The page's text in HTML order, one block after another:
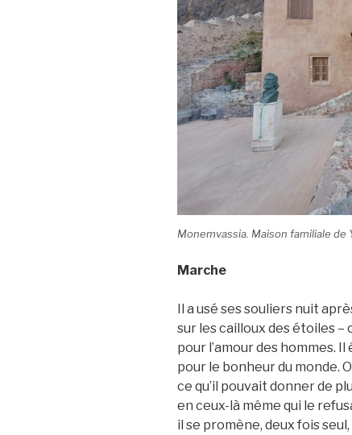
Monemvassia. Maison familiale de
Marche
Il a usé ses souliers nuit
sur les cailloux des étoiles –
pour l’amour des hommes.
pour le bonheur du monde.
ce qu’il pouvait donner de
en ceux-là même qui le
il se promène, deux fois